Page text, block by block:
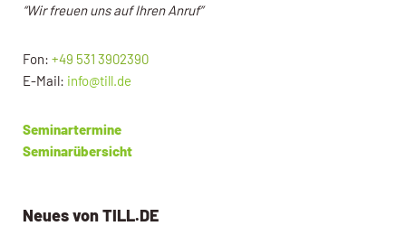
“Wir freuen uns auf Ihren Anruf”
Fon: +49 531 3902390
E-Mail: info@till.de
Seminartermine
Seminarübersicht
Neues von TILL.DE